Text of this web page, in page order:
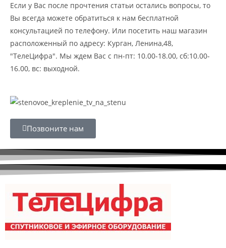
Если у Вас после прочтения статьи остались вопросы, то
Вы всегда можете обратиться к нам бесплатной
консультацией по телефону. Или посетить наш магазин
расположенный по адресу: Курган, Ленина,48,
"ТелеЦифра". Мы ждем Вас с пн-пт: 10.00-18.00, сб:10.00-
16.00, вс: выходной.
Позвоните нам